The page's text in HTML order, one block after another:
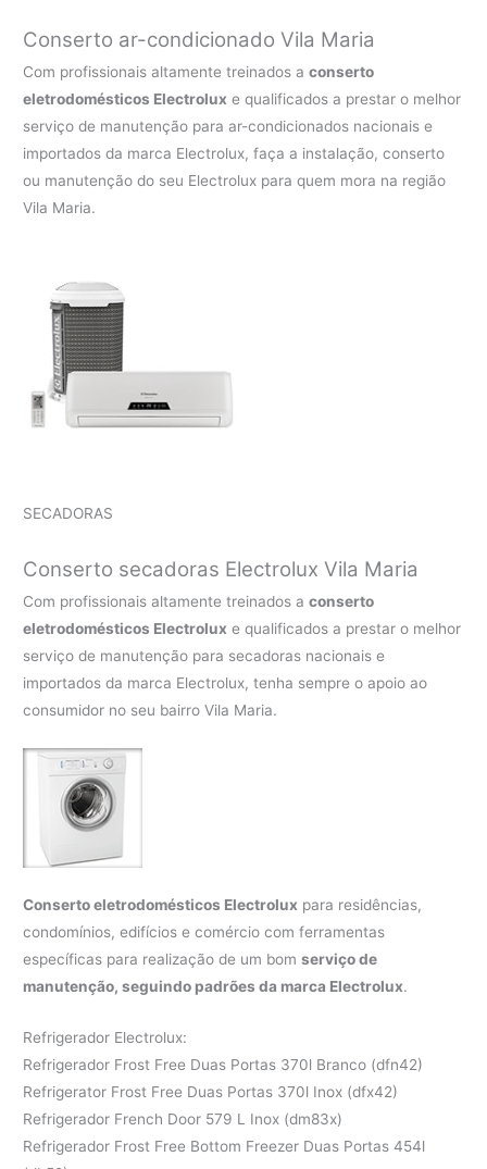
Conserto ar-condicionado Vila Maria
Com profissionais altamente treinados aconserto
eletrodomésticos Electrolux e qualificados a prestar o melhor
serviço de manutenção para ar-condicionados nacionais e
importados da marca Electrolux, faça a instalação, conserto
ou manutenção do seu Electrolux para quem mora na região
Vila Maria.
SECADORAS
Conserto secadoras Electrolux Vila Maria
Com profissionais altamente treinados aconserto
eletrodomésticos Electrolux e qualificados a prestar o melhor
serviço de manutenção para secadoras nacionais e
importados da marca Electrolux, tenha sempre o apoio ao
consumidor no seu bairro Vila Maria.
Conserto eletrodomésticos Electrolux para residências,
condomínios, edifícios e comércio com ferramentas
específicas para realização de um bomserviço de
manutenção, seguindo padrões da marca Electrolux.
Refrigerador Electrolux:
Refrigerador Frost Free Duas Portas 370l Branco (dfn42)
Refrigerator Frost Free Duas Portas 370l Inox (dfx42)
Refrigerador French Door 579 L Inox (dm83x)
Refrigerador Frost Free Bottom Freezer Duas Portas 454l